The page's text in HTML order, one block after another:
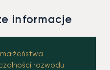
informacje
rozwodu